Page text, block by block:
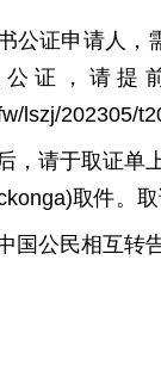
公证申请人
证，请提
lszj/202305/
，请于取证
取件。
国公民相互转